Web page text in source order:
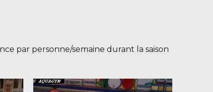
par personne/semaine durant la saison